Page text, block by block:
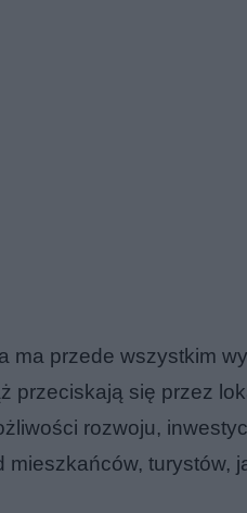
ma przede wszystkim
przeciskają się przez
rozwoju,
mieszkańców, turystów,